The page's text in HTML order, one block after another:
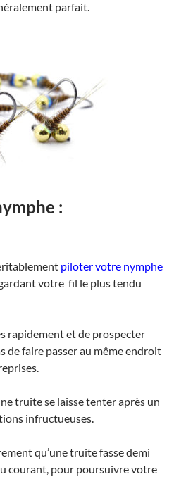
parfait.
:
piloter votre nymphe
votre fil le plus tendu
rapidement et de prospecter
de faire passer au même endroit
truite se laisse tenter après un
infructueuses.
qu’une truite fasse demi
courant, pour poursuivre votre